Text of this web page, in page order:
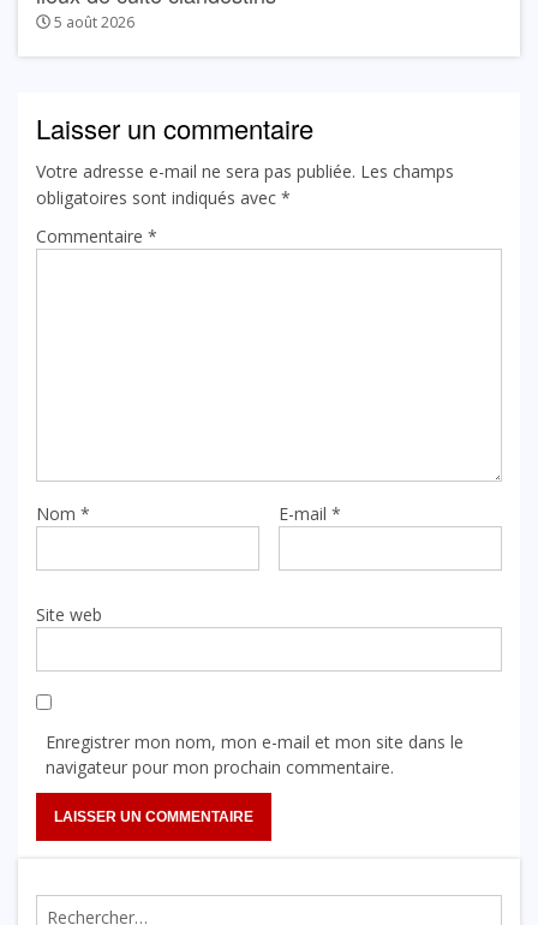
5 août 2026
Laisser un commentaire
Votre adresse e-mail ne sera pas publiée. Les champs
obligatoires sont indiqués avec *
Commentaire *
Nom * E-mail *
Site web
Enregistrer mon nom, mon e-mail et mon site dans le
navigateur pour mon prochain commentaire.
Rechercher :